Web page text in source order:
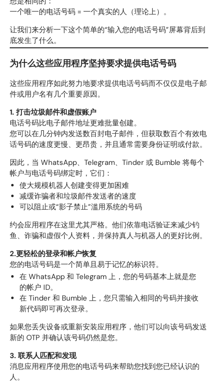
一个唯一的电话号码 = 一个真实的人（理论上）。
让我们来分析一下这个简单的“输入您的电话号码”屏幕背后到
底发生了什么。
为什么这些应用程序坚持要求提供电话号码
这些应用程序如此努力地要求提供电话号码而不仅仅是电子邮
件或用户名有几个重要原因。
1. 打击垃圾邮件和虚假账户
电话号码比电子邮件地址更难批量创建。
您可以在几分钟内发送数百封电子邮件，但获取数百个有效电
话号码的速度更慢、更昂贵，并且通常需要身份证明或付款。
因此，当 WhatsApp、Telegram、Tinder 或 Bumble 将每个
帐户与电话号码绑定时，它们：
使大规模机器人创建变得更加困难
减缓诈骗者和垃圾邮件发送者的速度
可以阻止或“影子禁止”滥用系统的号码
约会应用程序在这里尤其严格。他们依靠电话验证来减少钓
鱼、诈骗和虚假个人资料，并保持真人与机器人的更好比例。
2.更轻松的登录和帐户恢复
您的电话号码是一个简单且易于记忆的标识符。
在 WhatsApp 和 Telegram 上，您的号码基本上就是您
的帐户 ID。
在 Tinder 和 Bumble 上，您只需输入相同的号码并接收
新代码即可再次登录。
如果您丢失设备或重新安装应用程序，他们可以向该号码发送
新的 OTP 并确认该号码仍然是您。
3. 联系人匹配和发现
消息应用程序使用您的电话号码来帮助您找到您已经认识的
人。